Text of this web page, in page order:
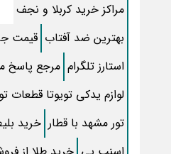
زندگی شخصی آزاده صمدی و
آموزش پخت حلوای شیر
اندازه دقیق مواد + نکات
طرز تهیه “پنکیک” ساده خانگی
ساعت پخش و تکرار سریال
سوم+ بازیگران جدید و داستان
مراکز خرید کربلا و نجف
بهترین ضد آفتاب قیمت
استارز تلگرام مرجع پاسخ
لوازم یدکی تویوتا قطعات
تور مشهد با قطار خرید